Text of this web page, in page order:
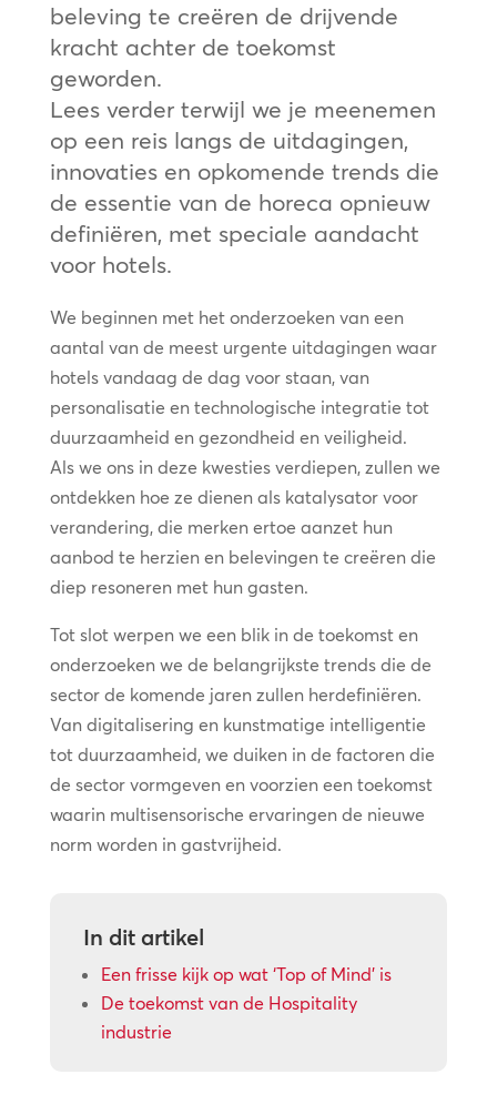
beleving te creëren de drijvende
kracht achter de toekomst
geworden.
Lees verder terwijl we je meenemen
op een reis langs de uitdagingen,
innovaties en opkomende trends die
de essentie van de horeca opnieuw
definiëren, met speciale aandacht
voor hotels.
We beginnen met het onderzoeken van een
aantal van de meest urgente uitdagingen waar
hotels vandaag de dag voor staan, van
personalisatie en technologische integratie tot
duurzaamheid en gezondheid en veiligheid.
Als we ons in deze kwesties verdiepen, zullen we
ontdekken hoe ze dienen als katalysator voor
verandering, die merken ertoe aanzet hun
aanbod te herzien en belevingen te creëren die
diep resoneren met hun gasten.
Tot slot werpen we een blik in de toekomst en
onderzoeken we de belangrijkste trends die de
sector de komende jaren zullen herdefiniëren.
Van digitalisering en kunstmatige intelligentie
tot duurzaamheid, we duiken in de factoren die
de sector vormgeven en voorzien een toekomst
waarin multisensorische ervaringen de nieuwe
norm worden in gastvrijheid.
In dit artikel
Een frisse kijk op wat ‘Top of Mind’ is
De toekomst van de Hospitality
industrie